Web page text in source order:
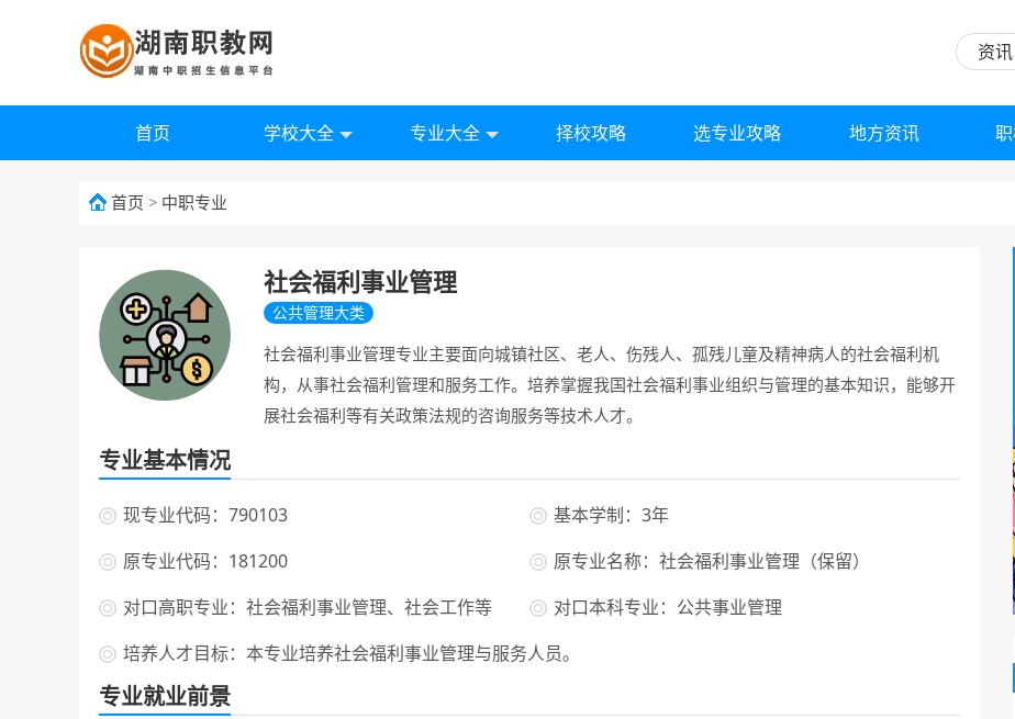
资讯
首页 学校大全 专业大全 择校攻略 选专业攻略 地方资讯
首页 > 中职专业
社会福利事业管理
公共管理大类
社会福利事业管理专业主要面向城镇社区、老人、伤残人、孤残儿童及精神病人的社会福利机
构，从事社会福利管理和服务工作。培养掌握我国社会福利事业组织与管理的基本知识，能够开
展社会福利等有关政策法规的咨询服务等技术人才。
专业基本情况
现专业代码：790103
基本学制：3年
原专业代码：181200
原专业名称：社会福利事业管理（保留）
对口高职专业：社会福利事业管理、社会工作等
对口本科专业：公共事业管理
培养人才目标：本专业培养社会福利事业管理与服务人员。
专业就业前景